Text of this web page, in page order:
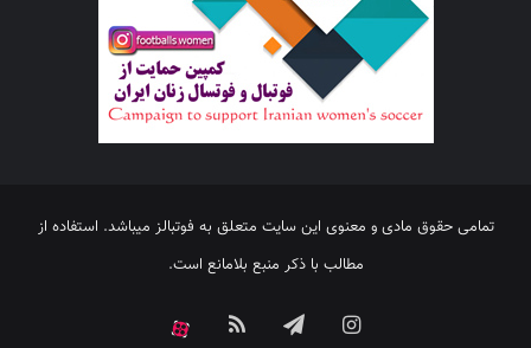
تمامی حقوق مادی و معنوی این سایت متعلق به فوتبالز میباشد. استفاده از
مطالب با ذکر منبع بلامانع است.
اینستاگرامتلگرام خوراک